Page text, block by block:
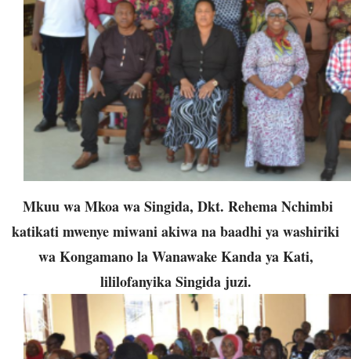
Mkuu wa Mkoa wa Singida, Dkt. Rehema Nchimbi
katikati mwenye miwani akiwa na baadhi ya washiriki
wa Kongamano la Wanawake Kanda ya Kati,
lililofanyika Singida juzi.